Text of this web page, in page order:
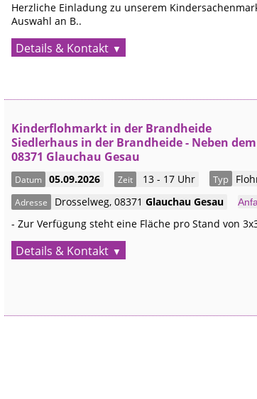
Herzliche Einladung zu unserem
Auswahl an B..
Details & Kontakt
Kinderflohmarkt in der Brandheide
Siedlerhaus in der Brandheide - Neben
08371 Glauchau Gesau
Datum 05.09.2026 Zeit 13 - 17 Uhr Typ
Adresse Drosselweg, 08371 Glauchau Gesau
- Zur Verfügung steht eine Fläche pro Stand von
Details & Kontakt